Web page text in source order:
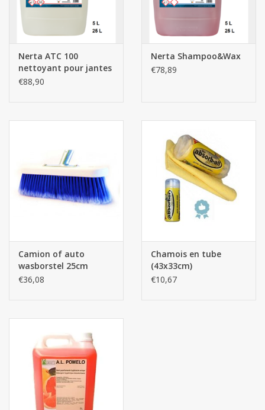
Nerta ATC 100
nettoyant pour jantes
€88,90
Nerta Shampoo&Wax
€78,89
Camion of auto
wasborstel 25cm
€36,08
Chamois en tube
(43x33cm)
€10,67